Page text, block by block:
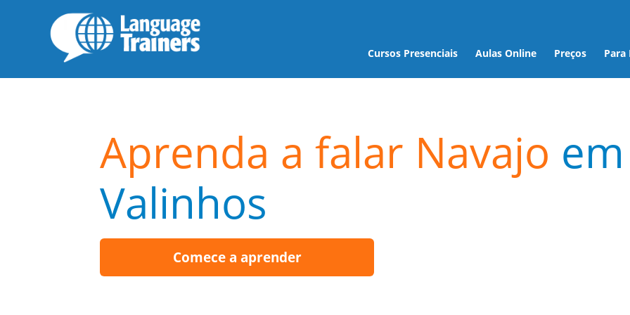
Cursos Presenciais Aulas Online Preços Para
Aprenda a falar Navajo em
Valinhos
Comece a aprender